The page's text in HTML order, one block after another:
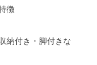
徴
納付き・脚付きな